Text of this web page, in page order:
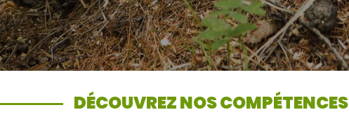
DÉCOUVREZ NOS COMPÉTENCES